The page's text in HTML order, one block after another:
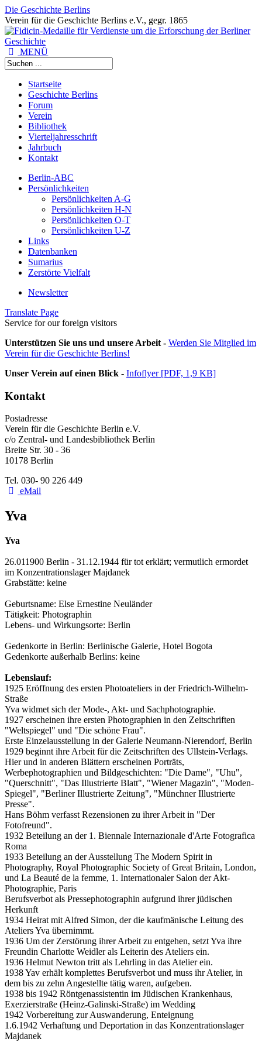
Die Geschichte Berlins
Verein für die Geschichte Berlins e.V., gegr. 1865
MENÜ
Startseite
Geschichte Berlins
Forum
Verein
Bibliothek
Vierteljahresschrift
Jahrbuch
Kontakt
Berlin-ABC
Persönlichkeiten
Persönlichkeiten A-G
Persönlichkeiten H-N
Persönlichkeiten O-T
Persönlichkeiten U-Z
Links
Datenbanken
Sumarius
Zerstörte Vielfalt
Newsletter
Translate Page
Service for our foreign visitors
Unterstützen Sie uns und unsere Arbeit - Werden Sie Mitglied im
Verein für die Geschichte Berlins!
Unser Verein auf einen Blick - Infoflyer [PDF, 1,9 KB]
Kontakt
Postadresse
Verein für die Geschichte Berlin e.V.
c/o Zentral- und Landesbibliothek Berlin
Breite Str. 30 - 36
10178 Berlin
Tel. 030- 90 226 449
eMail
Yva
Yva
26.011900 Berlin - 31.12.1944 für tot erklärt; vermutlich ermordet
im Konzentrationslager Majdanek
Grabstätte: keine
Geburtsname: Else Ernestine Neuländer
Tätigkeit: Photographin
Lebens- und Wirkungsorte: Berlin
Gedenkorte in Berlin: Berlinische Galerie, Hotel Bogota
Gedenkorte außerhalb Berlins: keine
Lebenslauf:
1925 Eröffnung des ersten Photoateliers in der Friedrich-Wilhelm-
Straße
Yva widmet sich der Mode-, Akt- und Sachphotographie.
1927 erscheinen ihre ersten Photographien in den Zeitschriften
"Weltspiegel" und "Die schöne Frau".
Erste Einzelausstellung in der Galerie Neumann-Nierendorf, Berlin
1929 beginnt ihre Arbeit für die Zeitschriften des Ullstein-Verlags.
Hier und in anderen Blättern erscheinen Porträts,
Werbephotographien und Bildgeschichten: "Die Dame", "Uhu",
"Querschnitt", "Das Illustrierte Blatt", "Wiener Magazin", "Moden-
Spiegel", "Berliner Illustrierte Zeitung", "Münchner Illustrierte
Presse".
Hans Böhm verfasst Rezensionen zu ihrer Arbeit in "Der
Fotofreund".
1932 Beteilung an der 1. Biennale Internazionale d'Arte Fotografica
Roma
1933 Beteilung an der Ausstellung The Modern Spirit in
Photography, Royal Photographic Society of Great Britain, London,
und La Beauté de la femme, 1. Internationaler Salon der Akt-
Photographie, Paris
Berufsverbot als Pressephotographin aufgrund ihrer jüdischen
Herkunft
1934 Heirat mit Alfred Simon, der die kaufmänische Leitung des
Ateliers Yva übernimmt.
1936 Um der Zerstörung ihrer Arbeit zu entgehen, setzt Yva ihre
Freundin Charlotte Weidler als Leiterin des Ateliers ein.
1936 Helmut Newton tritt als Lehrling in das Atelier ein.
1938 Yav erhält komplettes Berufsverbot und muss ihr Atelier, in
dem bis zu zehn Angestellte tätig waren, aufgeben.
1938 bis 1942 Röntgenassistentin im Jüdischen Krankenhaus,
Exerzierstraße (Heinz-Galinski-Straße) im Wedding
1942 Vorbereitung zur Auswanderung, Enteignung
1.6.1942 Verhaftung und Deportation in das Konzentrationslager
Majdanek